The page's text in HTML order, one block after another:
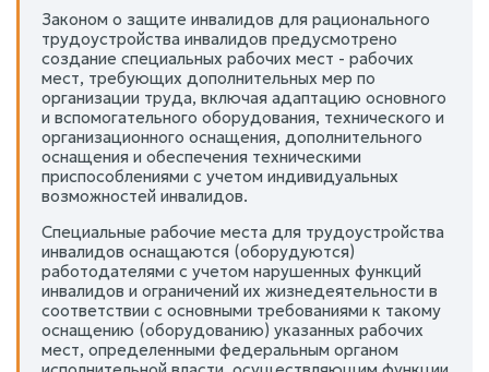
Законом о защите инвалидов для рационального
трудоустройства инвалидов предусмотрено
создание специальных рабочих мест - рабочих
мест, требующих дополнительных мер по
организации труда, включая адаптацию основного
и вспомогательного оборудования, технического и
организационного оснащения, дополнительного
оснащения и обеспечения техническими
приспособлениями с учетом индивидуальных
возможностей инвалидов.
Специальные рабочие места для трудоустройства
инвалидов оснащаются (оборудуются)
работодателями с учетом нарушенных функций
инвалидов и ограничений их жизнедеятельности в
соответствии с основными требованиями к такому
оснащению (оборудованию) указанных рабочих
мест, определенными федеральным органом